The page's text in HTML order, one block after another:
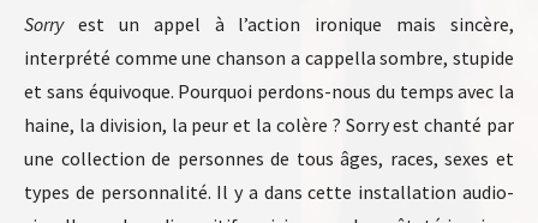
Sorryest un appel à l’action ironique mais sincère,
interprété comme une chanson a cappella sombre, stupide
et sans équivoque. Pourquoi perdons-nous du temps avec la
haine, la division, la peur et la colère ? Sorry est chanté par
une collection de personnes de tous âges, races, sexes et
types de personnalité. Il y a dans cette installation audio-